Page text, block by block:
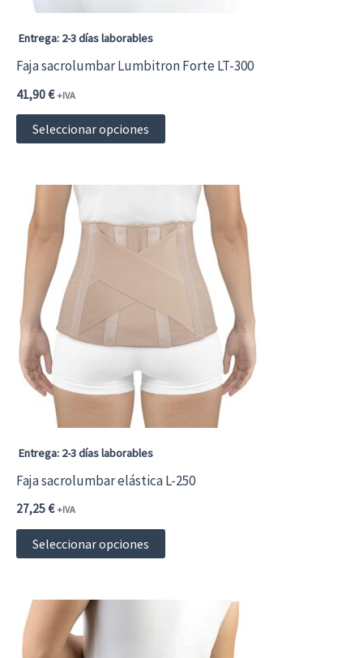
de
Entrega: 2-3 días laborables
Faja sacrolumbar Lumbitron Forte LT-300
41,90€ +IVA
Seleccionar opciones
Este
producto
múltiples
variantes.
opciones
se
pueden
en
la
de
Entrega: 2-3 días laborables
Faja sacrolumbar elástica L-250
27,25€ +IVA
Seleccionar opciones
Este
producto
múltiples
variantes.